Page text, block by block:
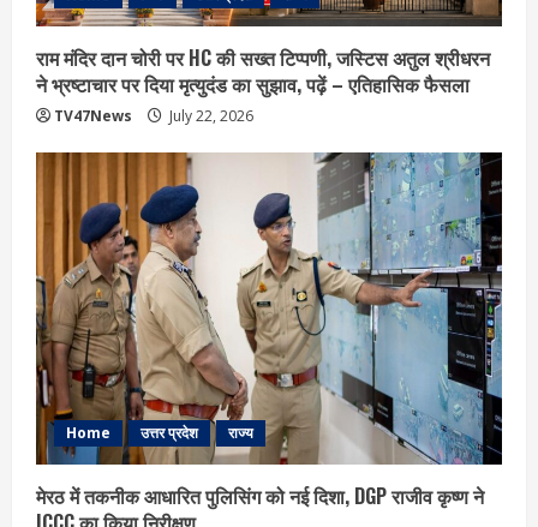
राम मंदिर दान चोरी पर HC की सख्त टिप्पणी, जस्टिस अतुल श्रीधरन
ने भ्रष्टाचार पर द‍िया मृत्युदंड का सुझाव, पढ़ें – एत‍िहास‍िक फैसला
TV47News July 22, 2026
Home उत्तर प्रदेश राज्य
मेरठ में तकनीक आधारित पुलिसिंग को नई दिशा, DGP राजीव कृष्ण ने